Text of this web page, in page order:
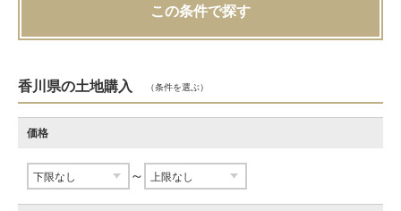
この条件で探す
香川県の土地購入 （条件を選ぶ）
価格
～